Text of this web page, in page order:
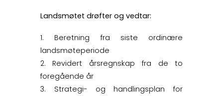
Landsmøtet drøfter og vedtar:
Beretning fra siste ordinære
landsmøteperiode
Revidert årsregnskap fra de to
foregående år
Strategi- og handlingsplan for